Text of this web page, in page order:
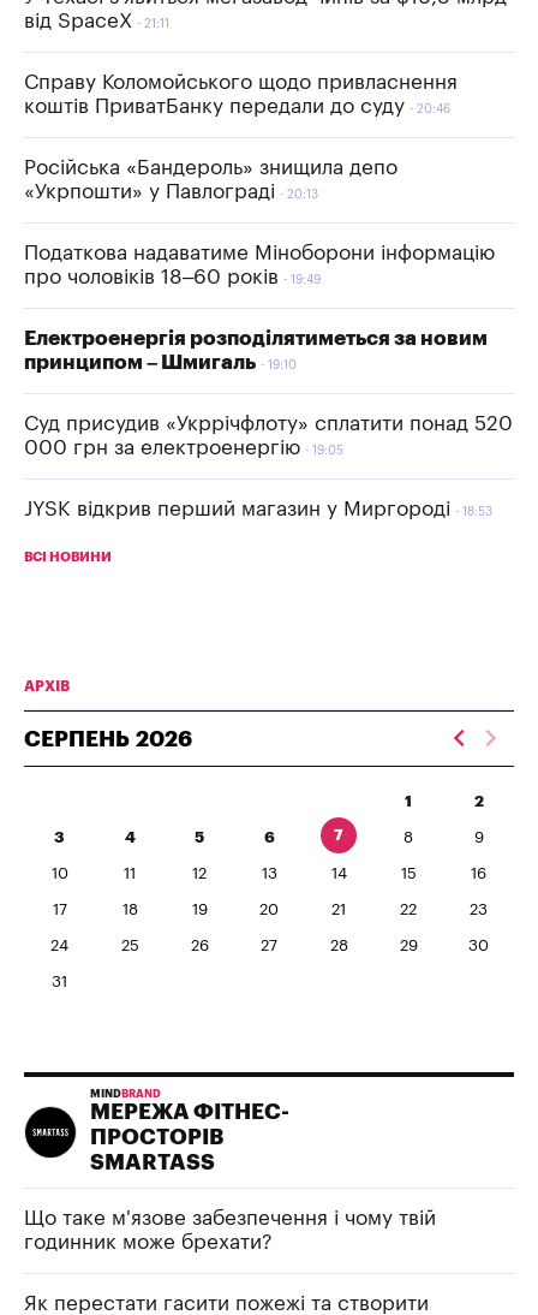
від SpaceX
21:11
Справу Коломойського щодо привласнення
коштів ПриватБанку передали до суду
20:46
Російська «Бандероль» знищила депо
«Укрпошти» у Павлограді
20:13
Податкова надаватиме Міноборони інформацію
про чоловіків 18–60 років
19:49
Електроенергія розподілятиметься за новим
принципом – Шмигаль
19:10
Суд присудив «Укррічфлоту» сплатити понад 520
000 грн за електроенергію
19:05
JYSK відкрив перший магазин у Миргороді 18:53
ВСІ НОВИНИ
АРХІВ
СЕРПЕНЬ 2026
1 2
3 4 5 6 7 8 9
10 11 12 13 14 15 16
17 18 19 20 21 22 23
24 25 26 27 28 29 30
31
MIND BRAND
МЕРЕЖА ФІТНЕС-
ПРОСТОРІВ
SMARTASS
Що таке м'язове забезпечення і чому твій
годинник може брехати?
Як перестати гасити пожежі та створити